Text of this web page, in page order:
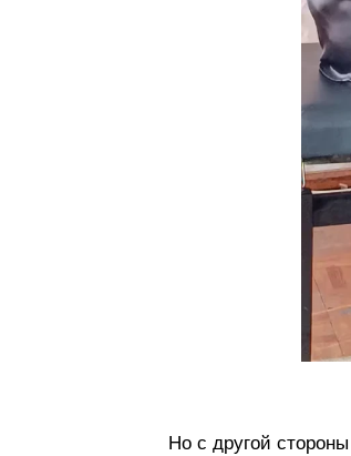
Но с другой